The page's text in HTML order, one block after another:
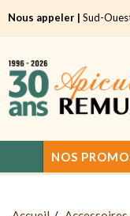
Nous appeler | Sud-
NOS